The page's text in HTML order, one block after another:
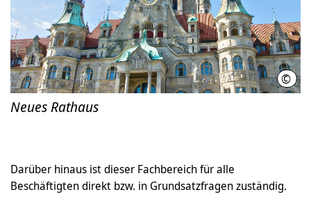
©
Neues Rathaus
Darüber hinaus ist dieser Fachbereich für alle
Beschäftigten direkt bzw. in Grundsatzfragen zuständig.